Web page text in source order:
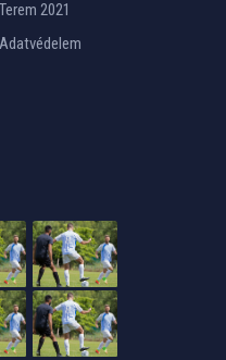
Terem 2021
Adatvédelem